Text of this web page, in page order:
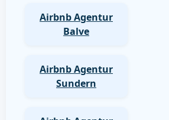
Airbnb Agentur
Balve
Airbnb Agentur
Sundern